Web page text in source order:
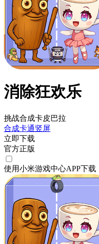
消除狂欢乐
挑战合成卡皮巴拉
合成卡通竖屏
立即下载
官方正版
使用小米游戏中心APP下载